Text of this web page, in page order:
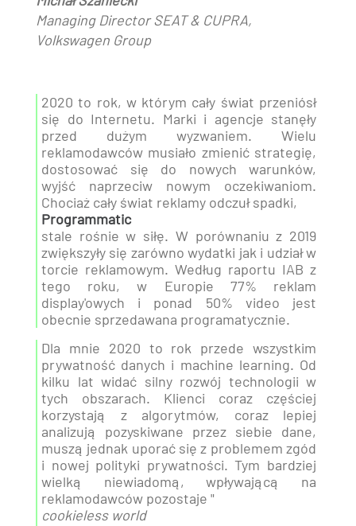
Managing Director SEAT & CUPRA,
Volkswagen Group
2020 to rok, w którym cały świat przeniósł
się do Internetu. Marki i agencje stanęły
przed dużym wyzwaniem. Wielu
reklamodawców musiało zmienić strategię,
dostosować się do nowych warunków,
wyjść naprzeciw nowym oczekiwaniom.
Chociaż cały świat reklamy odczuł spadki,
Programmatic
stale rośnie w siłę. W porównaniu z 2019
zwiększyły się zarówno wydatki jak i udział w
torcie reklamowym. Według raportu IAB z
tego roku, w Europie 77% reklam
display'owych i ponad 50% video jest
obecnie sprzedawana programatycznie.
Dla mnie 2020 to rok przede wszystkim
prywatność danych i machine learning. Od
kilku lat widać silny rozwój technologii w
tych obszarach. Klienci coraz częściej
korzystają z algorytmów, coraz lepiej
analizują pozyskiwane przez siebie dane,
muszą jednak uporać się z problemem zgód
i nowej polityki prywatności. Tym bardziej
wielką niewiadomą, wpływającą na
reklamodawców pozostaje "
cookieless world